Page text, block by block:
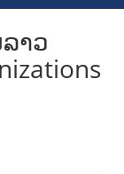
າວ